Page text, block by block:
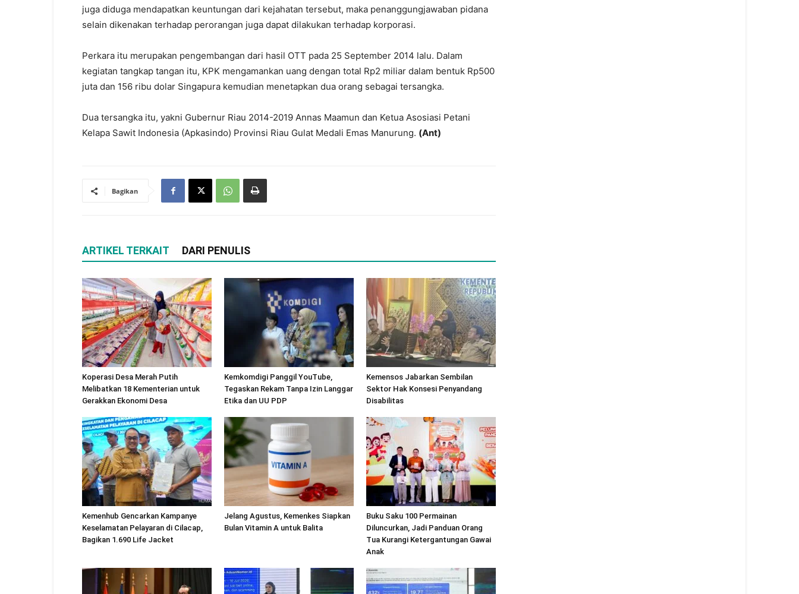
juga diduga mendapatkan keuntungan dari kejahatan tersebut, maka penanggungjawaban pidana
selain dikenakan terhadap perorangan juga dapat dilakukan terhadap korporasi.
Perkara itu merupakan pengembangan dari hasil OTT pada 25 September 2014 lalu. Dalam
kegiatan tangkap tangan itu, KPK mengamankan uang dengan total Rp2 miliar dalam bentuk Rp500
juta dan 156 ribu dolar Singapura kemudian menetapkan dua orang sebagai tersangka.
Dua tersangka itu, yakni Gubernur Riau 2014-2019 Annas Maamun dan Ketua Asosiasi Petani
Kelapa Sawit Indonesia (Apkasindo) Provinsi Riau Gulat Medali Emas Manurung. (Ant)
Bagikan
ARTIKEL TERKAIT DARI PENULIS
Koperasi Desa Merah Putih
Melibatkan 18 Kementerian untuk
Gerakkan Ekonomi Desa
Kemkomdigi Panggil YouTube,
Tegaskan Rekam Tanpa Izin Langgar
Etika dan UU PDP
Kemensos Jabarkan Sembilan
Sektor Hak Konsesi Penyandang
Disabilitas
Kemenhub Gencarkan Kampanye
Keselamatan Pelayaran di Cilacap,
Bagikan 1.690 Life Jacket
Jelang Agustus, Kemenkes Siapkan
Bulan Vitamin A untuk Balita
Buku Saku 100 Permainan
Diluncurkan, Jadi Panduan Orang
Tua Kurangi Ketergantungan Gawai
Anak